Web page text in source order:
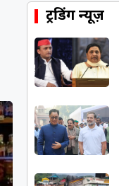
ट्रेंडिंग न्यूज़